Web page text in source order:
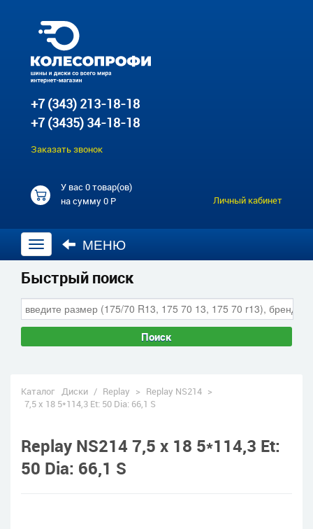
+7 (343) 213-18-18
+7 (3435) 34-18-18
Заказать звонок
У вас0 товар(ов)
на сумму0 Р Личный кабинет
Открыть
навигацию
МЕНЮ
Быстрый поиск
Поиск
Каталог Диски / Replay > Replay NS214 >
7,5 x 18 5*114,3 Et: 50 Dia: 66,1 S
Replay NS214 7,5 x 18 5*114,3 Et:
50 Dia: 66,1 S